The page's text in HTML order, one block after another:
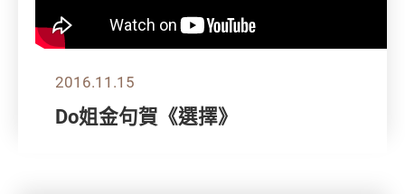
2016.11.15
Do姐金句賀《選擇》